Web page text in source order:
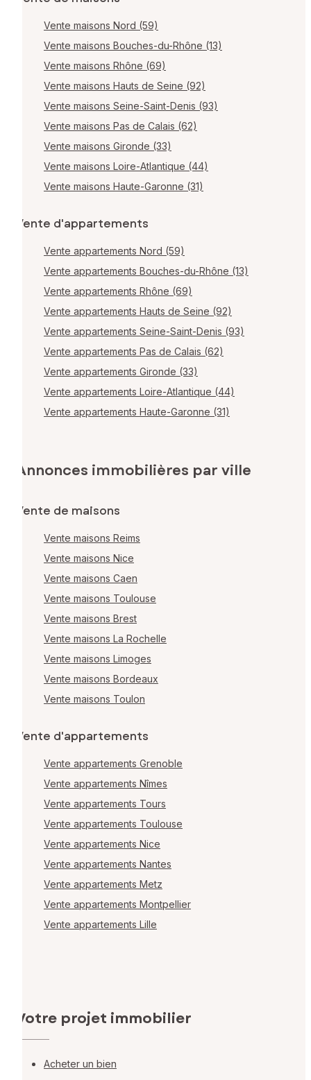
Vente maisons Nord (59)
Vente maisons Bouches-du-Rhône (13)
Vente maisons Rhône (69)
Vente maisons Hauts de Seine (92)
Vente maisons Seine-Saint-Denis (93)
Vente maisons Pas de Calais (62)
Vente maisons Gironde (33)
Vente maisons Loire-Atlantique (44)
Vente maisons Haute-Garonne (31)
Vente d'appartements
Vente appartements Nord (59)
Vente appartements Bouches-du-Rhône (13)
Vente appartements Rhône (69)
Vente appartements Hauts de Seine (92)
Vente appartements Seine-Saint-Denis (93)
Vente appartements Pas de Calais (62)
Vente appartements Gironde (33)
Vente appartements Loire-Atlantique (44)
Vente appartements Haute-Garonne (31)
Annonces immobilières par ville
Vente de maisons
Vente maisons Reims
Vente maisons Nice
Vente maisons Caen
Vente maisons Toulouse
Vente maisons Brest
Vente maisons La Rochelle
Vente maisons Limoges
Vente maisons Bordeaux
Vente maisons Toulon
Vente d'appartements
Vente appartements Grenoble
Vente appartements Nîmes
Vente appartements Tours
Vente appartements Toulouse
Vente appartements Nice
Vente appartements Nantes
Vente appartements Metz
Vente appartements Montpellier
Vente appartements Lille
Votre projet immobilier
Acheter un bien